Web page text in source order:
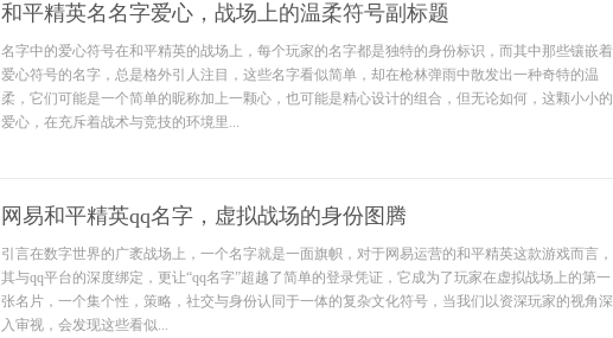
和平精英名名字爱心，战场上的温柔符号副标题
名字中的爱心符号在和平精英的战场上，每个玩家的名字都是独特的身份标识，而其中那些镶嵌着
爱心符号的名字，总是格外引人注目，这些名字看似简单，却在枪林弹雨中散发出一种奇特的温
柔，它们可能是一个简单的昵称加上一颗心，也可能是精心设计的组合，但无论如何，这颗小小的
爱心，在充斥着战术与竞技的环境里...
网易和平精英qq名字，虚拟战场的身份图腾
引言在数字世界的广袤战场上，一个名字就是一面旗帜，对于网易运营的和平精英这款游戏而言，
其与qq平台的深度绑定，更让“qq名字”超越了简单的登录凭证，它成为了玩家在虚拟战场上的第一
张名片，一个集个性，策略，社交与身份认同于一体的复杂文化符号，当我们以资深玩家的视角深
入审视，会发现这些看似...